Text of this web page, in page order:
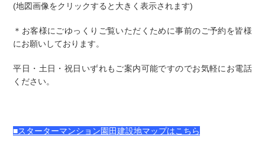
(地図画像をクリックすると大きく表示されます)
＊お客様にごゆっくりご覧いただくために事前のご予約を皆様
にお願いしております。
平日・土日・祝日いずれもご案内可能ですのでお気軽にお電話
ください。
■スターターマンション園田建設地マップはこちら